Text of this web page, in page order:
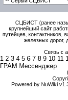
СЦБИСТ (ранее
крупнейший сайт
путейцев, контактников,
железных дорог,
Связь с
1 2 3 4 5 6 7 8 9 10 11
ГРАМ Мессенджер
Powered by NuWiki